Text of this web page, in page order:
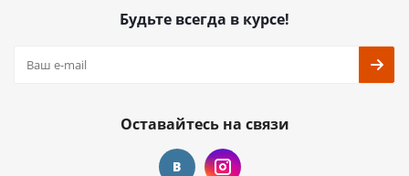
Будьте всегда в курсе!
Оставайтесь на связи